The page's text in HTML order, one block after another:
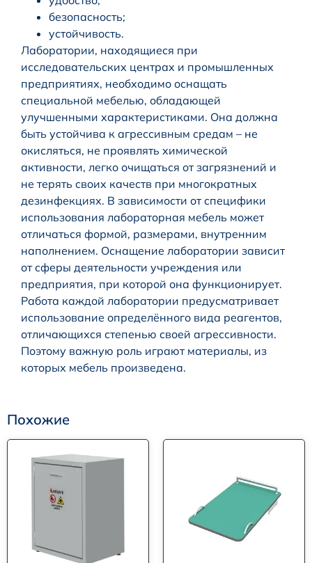
безопасность;
устойчивость.
Лаборатории, находящиеся при
исследовательских центрах и промышленных
предприятиях, необходимо оснащать
специальной мебелью, обладающей
улучшенными характеристиками. Она должна
быть устойчива к агрессивным средам – не
окисляться, не проявлять химической
активности, легко очищаться от загрязнений и
не терять своих качеств при многократных
дезинфекциях. В зависимости от специфики
использования лабораторная мебель может
отличаться формой, размерами, внутренним
наполнением. Оснащение лаборатории зависит
от сферы деятельности учреждения или
предприятия, при которой она функционирует.
Работа каждой лаборатории предусматривает
использование определённого вида реагентов,
отличающихся степенью своей агрессивности.
Поэтому важную роль играют материалы, из
которых мебель произведена.
Похожие